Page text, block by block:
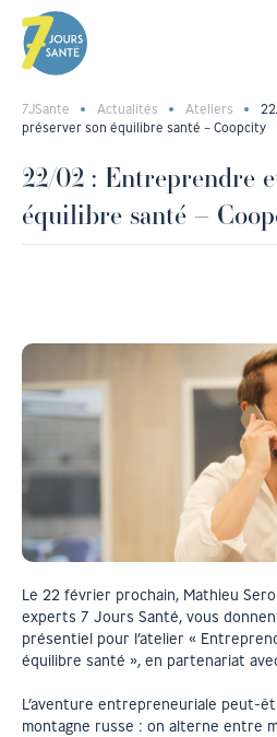
7JSante Actualités Ateliers
préserver son équilibre santé – Coopcity
22/02 : Entreprendre
équilibre santé –
Le 22 février prochain, Mathieu
experts 7 Jours Santé, vous
présentiel pour l’atelier «
équilibre santé », en partenariat
L’aventure entrepreneuriale peut-
montagne russe : on alterne entre